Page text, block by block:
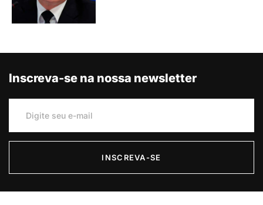
Inscreva-se na nossa newsletter
INSCREVA-SE